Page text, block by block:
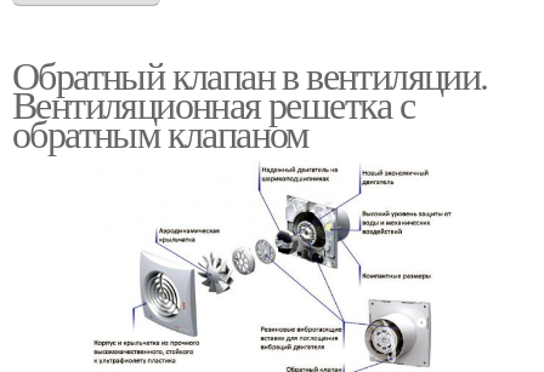
Обратный клапан в вентиляции.
Вентиляционная решетка с
обратным клапаном